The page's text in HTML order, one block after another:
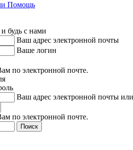
Помощь
будь с нами
Ваш адрес электронной почты
Ваше логин
по электронной почте.
Ваш адрес электронной почты
по электронной почте.